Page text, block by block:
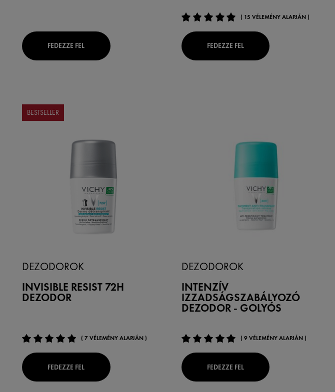
FEDEZZE FEL
( 15 VÉLEMÉNY ALAPJÁN )
FEDEZZE FEL
BESTSELLER
DEZODOROK
INVISIBLE RESIST 72H
DEZODOR
( 7 VÉLEMÉNY ALAPJÁN )
FEDEZZE FEL
DEZODOROK
INTENZÍV
IZZADSÁGSZABÁLYOZÓ
DEZODOR - GOLYÓS
( 9 VÉLEMÉNY ALAPJÁN )
FEDEZZE FEL